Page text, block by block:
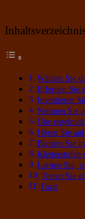
Wählen Sie
Erlernen Sie
Investieren
Nehmen Sie
Übe
Hören Sie
Bleiben Sie
Kletterstufen
Lernen Sie,
Treten Sie
Fazit